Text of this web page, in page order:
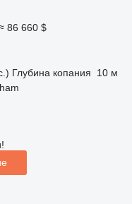
86 660 $
Глубина копания
10 м